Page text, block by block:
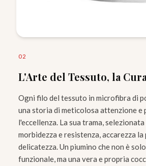
02
L'Arte del Tessuto, la
Ogni filo del tessuto in microfibra di
una storia di meticolosa attenzione e
l'eccellenza. La sua trama, selezionata
morbidezza e resistenza, accarezza la
delicatezza. Un piumino che non è
funzionale, ma una vera e propria